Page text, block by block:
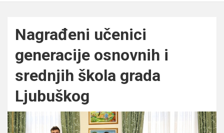
Nagrađeni učenici
generacije osnovnih i
srednjih škola grada
Ljubuškog